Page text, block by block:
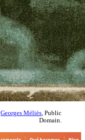
Georges Méliès , Public
Domain.